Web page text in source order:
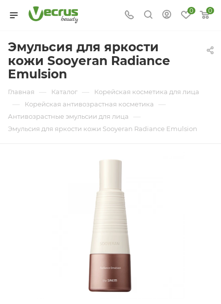
0 0
Эмульсия для яркости
кожи Sooyeran Radiance
Emulsion
Главная — Каталог — Корейская косметика для лица
— Корейская антивозрастная косметика —
Антивозрастные эмульсии для лица —
Эмульсия для яркости кожи Sooyeran Radiance Emulsion